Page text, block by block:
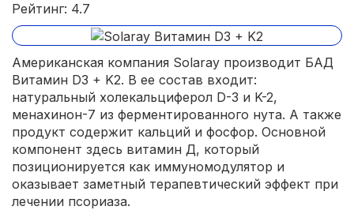
Рейтинг: 4.7
Американская компания Solaray производит БАД
Витамин D3 + K2. В ее состав входит:
натуральный холекальциферол D-3 и K-2,
менахинон-7 из ферментированного нута. А также
продукт содержит кальций и фосфор. Основной
компонент здесь витамин Д, который
позиционируется как иммуномодулятор и
оказывает заметный терапевтический эффект при
лечении псориаза.